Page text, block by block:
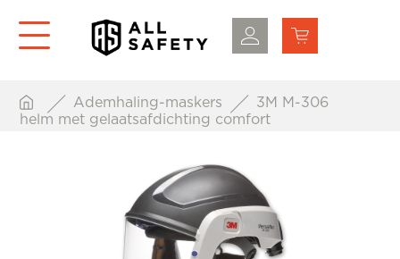
Ademhaling-maskers
3M M-306
helm met gelaatsafdichting comfort